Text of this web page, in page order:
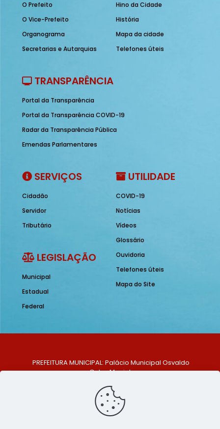
O Prefeito
O Vice-Prefeito
Organograma
Secretarias e Autarquias
Hino da Cidade
História
Mapa da cidade
Telefones úteis
TRANSPARÊNCIA
Portal da Transparência
Portal da Transparência COVID-19
Radar da Transparência Pública
Emendas Parlamentares
SERVIÇOS
Cidadão
Servidor
Tributário
LEGISLAÇÃO
Municipal
Estadual
Federal
UTILIDADE
COVID-19
Notícias
Vídeos
Glossário
Ouvidoria
Telefones úteis
Mapa do Site
PREFEITURA MUNICIPAL: Palácio Municipal Osvaldo
Celso Maciel
Centro, São Bento do Una - PE. CEP: 553370-128
TELEFONE: (81) 99548-1569
E-MAIL: ouvidoria@saobentodouna.pe.gov.br